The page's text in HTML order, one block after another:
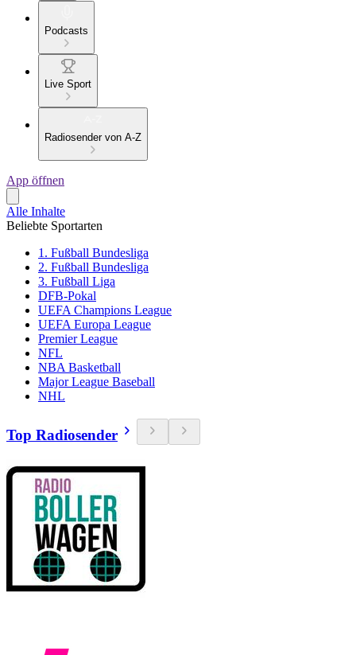
Podcasts
Live Sport
Radiosender von A-Z
App öffnen
Alle Inhalte
Beliebte Sportarten
1. Fußball Bundesliga
2. Fußball Bundesliga
3. Fußball Liga
DFB-Pokal
UEFA Champions League
UEFA Europa League
Premier League
NFL
NBA Basketball
Major League Baseball
NHL
Top Radiosender